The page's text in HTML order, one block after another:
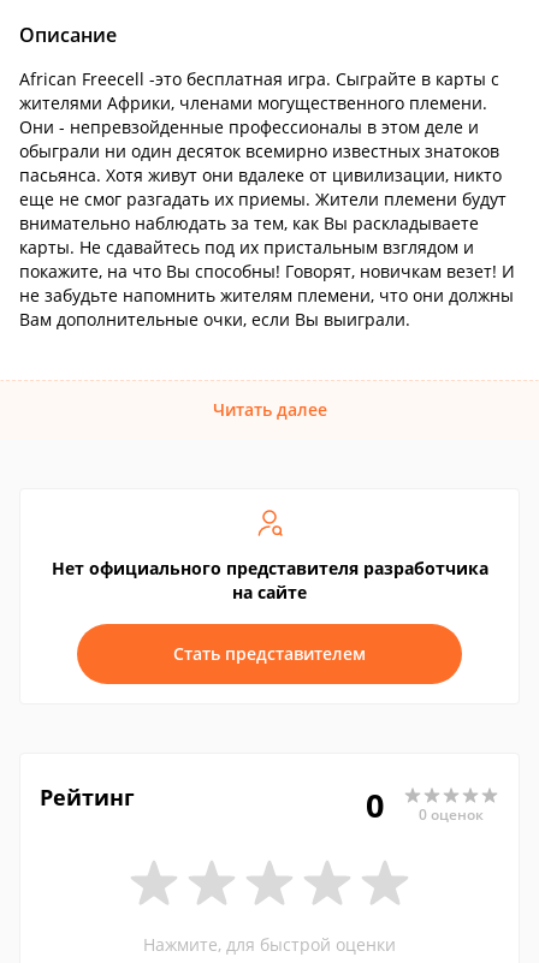
Описание
African Freecell -это бесплатная игра. Сыграйте в карты с
жителями Африки, членами могущественного племени.
Они - непревзойденные профессионалы в этом деле и
обыграли ни один десяток всемирно известных знатоков
пасьянса. Хотя живут они вдалеке от цивилизации, никто
еще не смог разгадать их приемы. Жители племени будут
внимательно наблюдать за тем, как Вы раскладываете
карты. Не сдавайтесь под их пристальным взглядом и
покажите, на что Вы способны! Говорят, новичкам везет! И
не забудьте напомнить жителям племени, что они должны
Вам дополнительные очки, если Вы выиграли.
Читать далее
Нет официального представителя разработчика
на сайте
Стать представителем
Рейтинг 0 0 оценок
Нажмите, для быстрой оценки